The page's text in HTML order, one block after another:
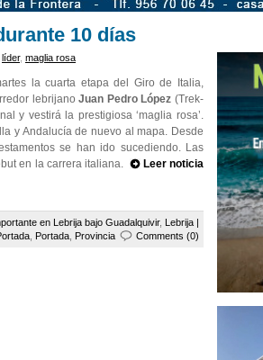
10 días
líder, maglia rosa
la cuarta etapa del Giro de Italia,
lebrijanoJuan Pedro López (Trek-
y vestirá la prestigiosa ‘maglia rosa’.
y Andalucía de nuevo al mapa. Desde
se han ido sucediendo. Las
en la carrera italiana.
Leer noticia
en Lebrija bajo Guadalquivir, Lebrija |
Portada Provincia Comments (0)